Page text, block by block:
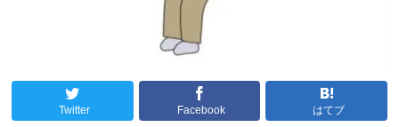
Twitter Facebook はてブ